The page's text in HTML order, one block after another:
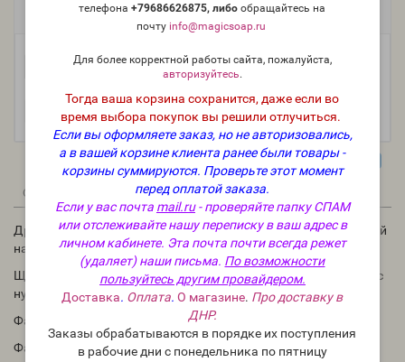
телефона+79686626875, либообращайтесь на
почту info@magicsoap.ru
Для более корректной работы сайта, пожалуйста,
авторизуйтесь.
Тогда ваша корзина сохранится, даже если во
время выбора покупок вы решили отлучиться.
Если вы оформляете заказ, но не авторизовались,
а в вашей корзине клиента ранее были товары -
корзины суммируются. Проверьте этот момент
перед оплатой заказа.
Если у вас почта mail.ru- проверяйте папку СПАМ
или отслеживайте нашу переписку в ваш адрес в
личном кабинете. Эта почта почти всегда режет
(удаляет) наши письма. По возможности
пользуйтесь другим провайдером.
Доставка. Оплата.О магазине. Про доставку в
ДНР.
Заказы обрабатываются в порядке их поступления
в рабочие дни с понедельника по пятницу
Есть в наличии
+ В корзину
Описание Отзывы4 Вопрос - Ответ0
Другие название: гидроксид натрия, каустическая сода, едкий
натр
Щелочь гидроксид натрия для изготовления твёрдого мыла с
нуля своими руками.
Фасовка 1 кг - пластиковая банка
Фасовка 5 кг -однапластиковая канистра с 5 кг NaOH